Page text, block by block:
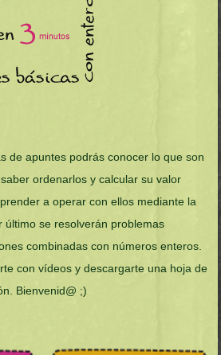
de apuntes podrás conocer lo que son
ordenarlos y calcular su valor
a operar con ellos mediante la
último se resolverán problemas
combinadas con números enteros.
con vídeos y descargarte una hoja de
Bienvenid@ ;)